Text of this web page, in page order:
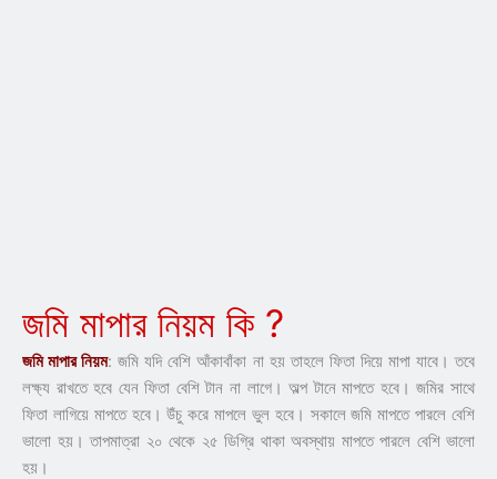
জমি মাপার নিয়ম কি ?
জমি মাপার নিয়ম: জমি যদি বেশি আঁকাবাঁকা না হয় তাহলে ফিতা দিয়ে মাপা যাবে। তবে
লক্ষ্য রাখতে হবে যেন ফিতা বেশি টান না লাগে। অল্প টানে মাপতে হবে। জমির সাথে
ফিতা লাগিয়ে মাপতে হবে। উঁচু করে মাপলে ভুল হবে। সকালে জমি মাপতে পারলে বেশি
ভালো হয়। তাপমাত্রা ২০ থেকে ২৫ ডিগ্রি থাকা অবস্থায় মাপতে পারলে বেশি ভালো
হয়।